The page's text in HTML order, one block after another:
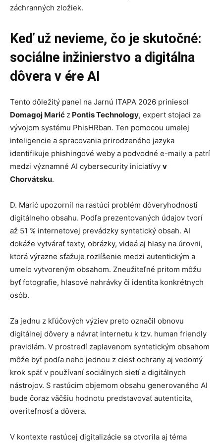
záchranných zložiek.
Keď už nevieme, čo je skutočné:
sociálne inžinierstvo a digitálna
dôvera v ére AI
Tento dôležitý panel na Jarnú ITAPA 2026 priniesol
Domagoj Marić z Pontis Technology, expert stojaci za
vývojom systému PhisHRban. Ten pomocou umelej
inteligencie a spracovania prirodzeného jazyka
identifikuje phishingové weby a podvodné e-maily a patrí
medzi významné AI cybersecurity iniciatívy v
Chorvátsku.
D. Marić upozornil na rastúci problém dôveryhodnosti
digitálneho obsahu. Podľa prezentovaných údajov tvorí
až 51 % internetovej prevádzky syntetický obsah. AI
dokáže vytvárať texty, obrázky, videá aj hlasy na úrovni,
ktorá výrazne sťažuje rozlíšenie medzi autentickým a
umelo vytvoreným obsahom. Zneužiteľné pritom môžu
byť fotografie, hlasové nahrávky či identita konkrétnych
osôb.
Za jednu z kľúčových výziev preto označil obnovu
digitálnej dôvery a návrat internetu k tzv. human friendly
pravidlám. V prostredí zaplavenom syntetickým obsahom
môže byť podľa neho jednou z ciest ochrany aj vedomý
krok späť v používaní sociálnych sietí a digitálnych
nástrojov. S rastúcim objemom obsahu generovaného AI
bude čoraz väčšiu hodnotu predstavovať autenticita,
overiteľnosť a dôvera.
V kontexte rastúcej digitalizácie sa otvorila aj téma